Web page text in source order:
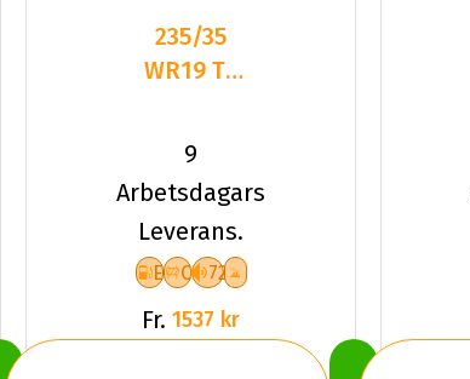
235/35
WR19 TL
SNOWPROX
S954
9
Arbetsdagars
Leverans.
E C 72
Fr. 1537 kr